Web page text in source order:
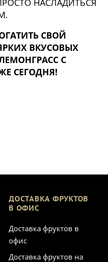
НАСЛАДИТЬСЯ
СВОЙ
ВКУСОВЫХ
С
СЕГОДНЯ!
ДОСТАВКА ФРУКТОВ
В ОФИС
Доставка фруктов в
офис
Доставка фруктов на